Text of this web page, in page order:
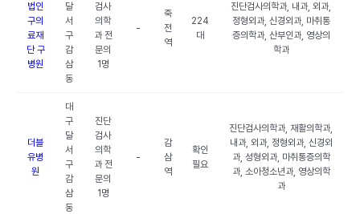
법인
구의
료재
단 구
병원
달
서
구
감
삼
동
검사
의학
과 전
문의
1명
-
죽
전
역
224
대
진단검사의학과, 내과, 외과,
정형외과, 신경외과, 마취통
증의학과, 산부인과, 영상의
학과
더블
유병
원
대
구
달
서
구
감
삼
동
진단
검사
의학
과 전
문의
1명
-
감
삼
역
확인
필요
진단검사의학과, 재활의학과,
내과, 외과, 정형외과, 신경외
과, 성형외과, 마취통증의학
과, 소아청소년과, 영상의학
과